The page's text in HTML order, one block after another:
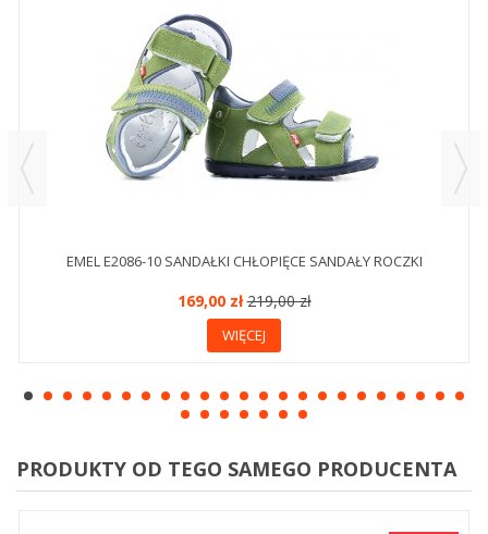
EMEL E2086-10 SANDAŁKI CHŁOPIĘCE SANDAŁY ROCZKI
169,00 zł219,00 zł
WIĘCEJ
PRODUKTY OD TEGO SAMEGO PRODUCENTA